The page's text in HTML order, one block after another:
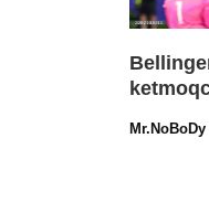
Mr.NoBoDy